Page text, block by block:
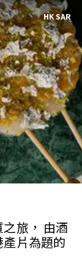
HK SAR
旅， 由酒
片為題的